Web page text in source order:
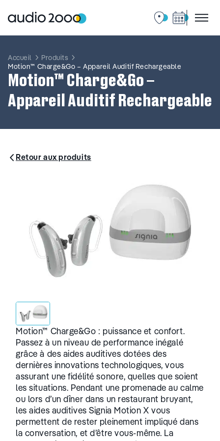
contenu
Accueil
Produits
Motion™ Charge&Go – Appareil Auditif Rechargeable
Motion™ Charge&Go –
Appareil Auditif Rechargeable
Retour aux produits
Motion™ Charge&Go : puissance et confort.
Passez à un niveau de performance inégalé
grâce à des aides auditives dotées des
dernières innovations technologiques, vous
assurant une fidélité sonore, quelles que soient
les situations. Pendant une promenade au calme
ou lors d’un dîner dans un restaurant bruyant,
les aides auditives Signia Motion X vous
permettent de rester pleinement impliqué dans
la conversation, et d’être vous-même. La